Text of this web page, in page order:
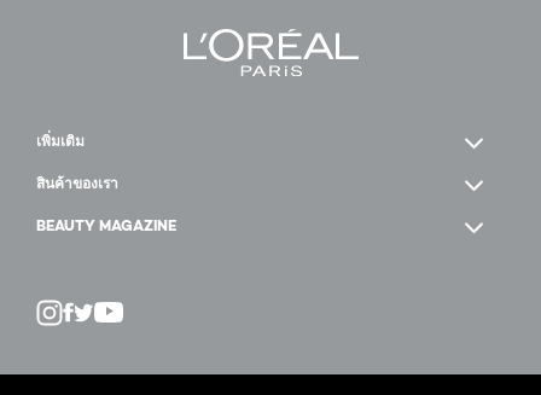
เพิ่มเติม
สินค้าของเรา
BEAUTY MAGAZINE